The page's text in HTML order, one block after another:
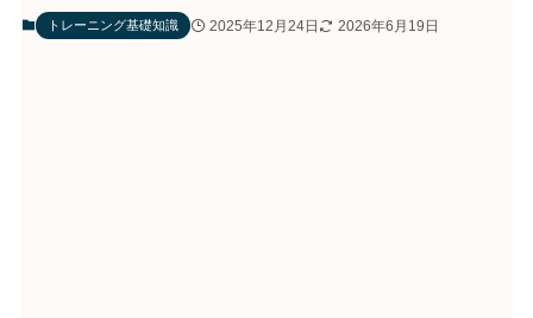
トレーニング基礎知識 2025年12月24日 2026年6月19日